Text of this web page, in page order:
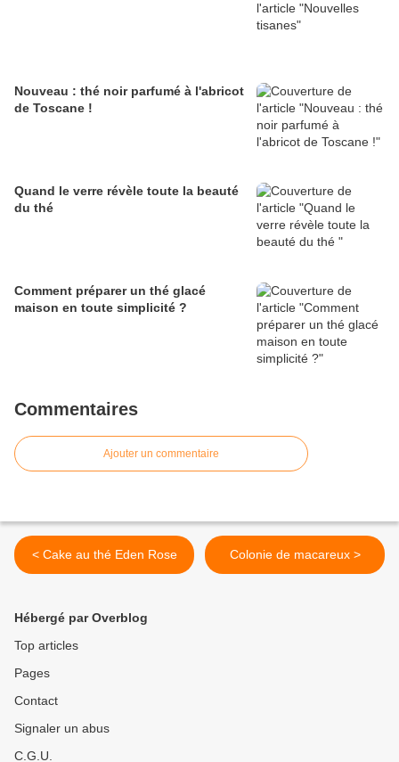
Nouveau : thé noir parfumé à l'abricot
de Toscane !
Quand le verre révèle toute la beauté
du thé
Comment préparer un thé glacé
maison en toute simplicité ?
Commentaires
Ajouter un commentaire
< Cake au thé Eden Rose Colonie de macareux >
Hébergé par Overblog
Top articles
Pages
Contact
Signaler un abus
C.G.U.